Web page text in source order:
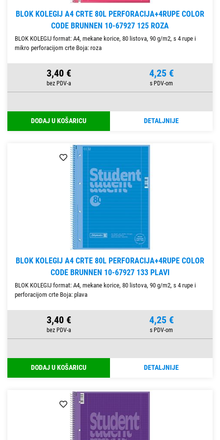
BLOK KOLEGIJ A4 CRTE 80L PERFORACIJA+4RUPE COLOR
CODE BRUNNEN 10-67927 125 ROZA
BLOK KOLEGIJ format: A4, mekane korice, 80 listova, 90 g/m2, s 4 rupe i
mikro perforacijom crte Boja: roza
3,40 € 4,25 €
DODAJ U KOŠARICU DETALJNIJE
BLOK KOLEGIJ A4 CRTE 80L PERFORACIJA+4RUPE COLOR
CODE BRUNNEN 10-67927 133 PLAVI
BLOK KOLEGIJ format: A4, mekane korice, 80 listova, 90 g/m2, s 4 rupe i
perforacijom crte Boja: plava
3,40 € 4,25 €
DODAJ U KOŠARICU DETALJNIJE